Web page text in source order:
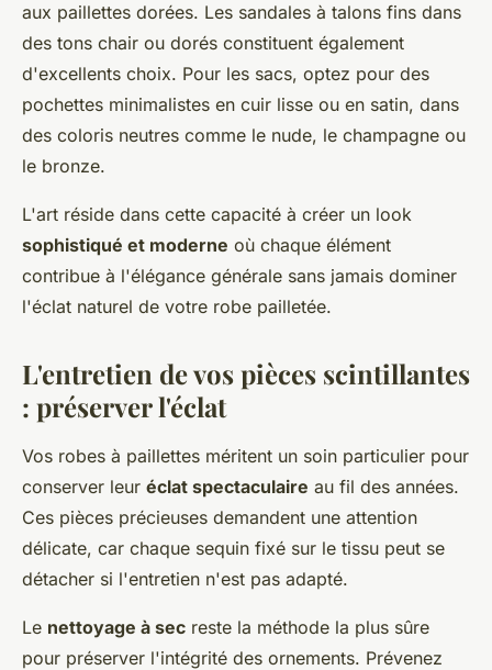
aux paillettes dorées. Les sandales à talons fins dans
des tons chair ou dorés constituent également
d'excellents choix. Pour les sacs, optez pour des
pochettes minimalistes en cuir lisse ou en satin, dans
des coloris neutres comme le nude, le champagne ou
le bronze.
L'art réside dans cette capacité à créer un look
sophistiqué et moderne où chaque élément
contribue à l'élégance générale sans jamais dominer
l'éclat naturel de votre robe pailletée.
L'entretien de vos pièces scintillantes
: préserver l'éclat
Vos robes à paillettes méritent un soin particulier pour
conserver leur éclat spectaculaire au fil des années.
Ces pièces précieuses demandent une attention
délicate, car chaque sequin fixé sur le tissu peut se
détacher si l'entretien n'est pas adapté.
Le nettoyage à sec reste la méthode la plus sûre
pour préserver l'intégrité des ornements. Prévenez